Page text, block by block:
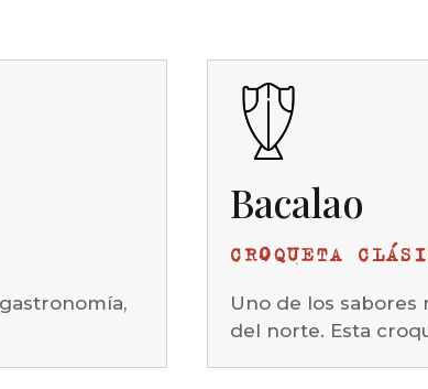
Bacalao
CROQUETA
Uno de los sabores
del norte. Esta